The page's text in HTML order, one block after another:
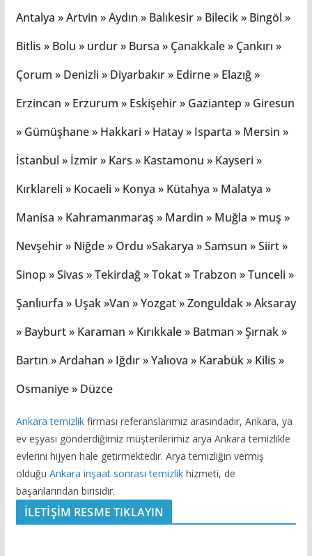
Antalya » Artvin » Aydın » Balıkesir » Bilecik » Bingöl »
Bitlis » Bolu » urdur » Bursa » Çanakkale » Çankırı »
Çorum » Denizli » Diyarbakır » Edirne » Elazığ »
Erzincan » Erzurum » Eskişehir » Gaziantep » Giresun
» Gümüşhane » Hakkari » Hatay » Isparta » Mersin »
İstanbul » İzmir » Kars » Kastamonu » Kayseri »
Kırklareli » Kocaeli » Konya » Kütahya » Malatya »
Manisa » Kahramanmaraş » Mardin » Muğla » muş »
Nevşehir » Niğde » Ordu »Sakarya » Samsun » Siirt »
Sinop » Sivas » Tekirdağ » Tokat » Trabzon » Tunceli »
Şanlıurfa » Uşak »Van » Yozgat » Zonguldak » Aksaray
» Bayburt » Karaman » Kırıkkale » Batman » Şırnak »
Bartın » Ardahan » Iğdır » Yalıova » Karabük » Kilis »
Osmaniye » Düzce
Ankara temizlikfirması referanslarımız arasındadır, Ankara, ya
ev eşyası gönderdiğimiz müşterilerimiz arya Ankara temizlikle
evlerini hijyen hale getirmektedir. Arya temizliğin vermiş
olduğu Ankara inşaat sonrası temizlikhizmeti, de
başarılarından birisidir.
İLETİŞİM RESME TIKLAYIN